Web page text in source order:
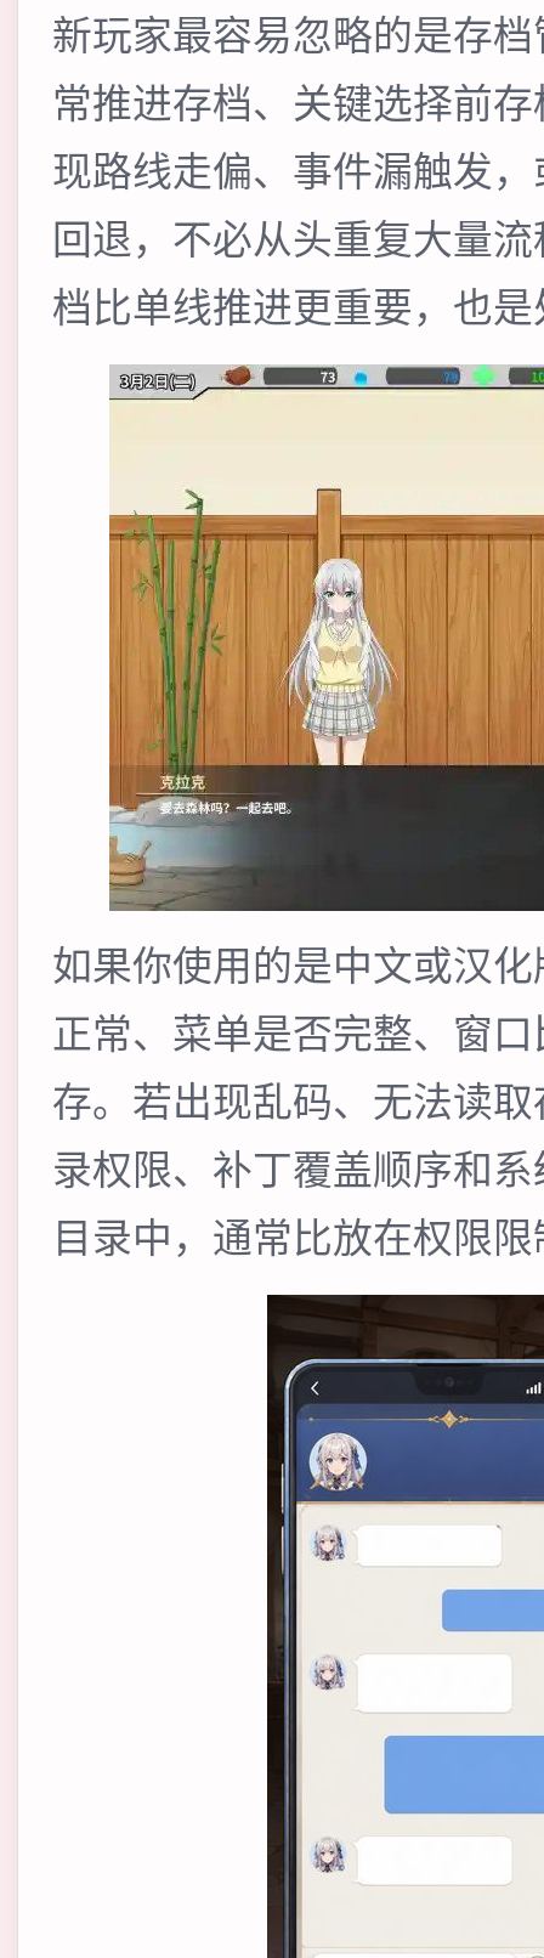
新玩家最容易忽略的是存
常推进存档、关键选择前
现路线走偏、事件漏触发
回退，不必从头重复大量
档比单线推进更重要，也
如果你使用的是中文或汉
正常、菜单是否完整、窗
存。若出现乱码、无法读
录权限、补丁覆盖顺序和
目录中，通常比放在权限